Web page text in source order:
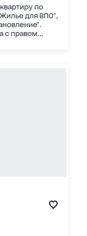
по
для ВПО",
с правом...